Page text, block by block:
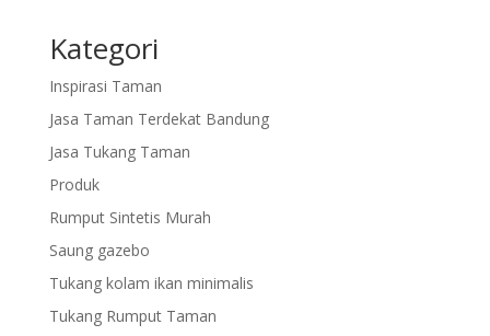
Kategori
Inspirasi Taman
Jasa Taman Terdekat Bandung
Jasa Tukang Taman
Produk
Rumput Sintetis Murah
Saung gazebo
Tukang kolam ikan minimalis
Tukang Rumput Taman